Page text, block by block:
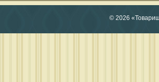
© 2026